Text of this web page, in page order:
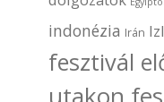
indonézia Irán
fesztivál
utakon